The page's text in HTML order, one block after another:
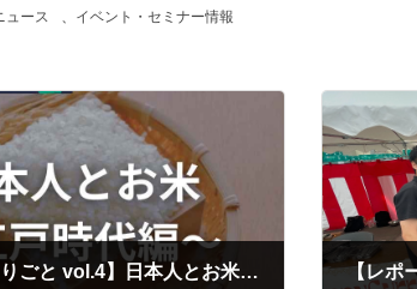
ュース 、 イベント・セミナー情報
【専務のひとりごと vol.4】日本人とお米 〜江戸時代編〜